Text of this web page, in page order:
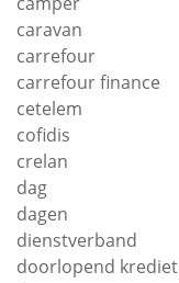
caravan
carrefour
carrefour finance
cetelem
cofidis
crelan
dag
dagen
dienstverband
doorlopend krediet